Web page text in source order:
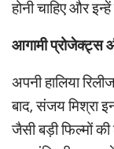
होनी चाहिए और
आगामी प्रोजेक्ट्स
अपनी हालिया
बाद, संजय मिश्रा इन
जैसी बड़ी फिल्मों